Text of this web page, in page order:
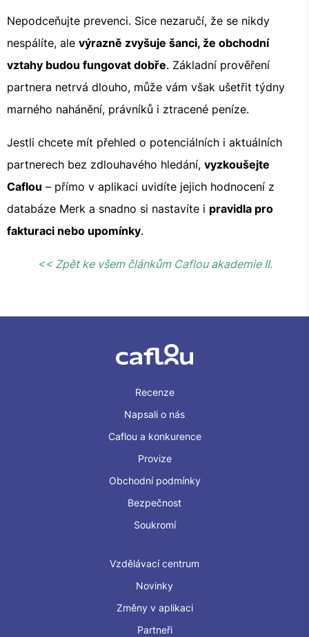
Nepodceňujte prevenci. Sice nezaručí, že se nikdy
nespálíte, ale výrazně zvyšuje šanci, že obchodní
vztahy budou fungovat dobře. Základní prověření
partnera netrvá dlouho, může vám však ušetřit týdny
marného nahánění, právníků i ztracené peníze.
Jestli chcete mít přehled o potenciálních i aktuálních
partnerech bez zdlouhavého hledání, vyzkoušejte
Caflou – přímo v aplikaci uvidíte jejich hodnocení z
databáze Merk a snadno si nastavíte i pravidla pro
fakturaci nebo upomínky.
<< Zpět ke všem článkům Caflou akademie II.
Recenze
Napsali o nás
Caflou a konkurence
Provize
Obchodní podmínky
Bezpečnost
Soukromí
Vzdělávací centrum
Novinky
Změny v aplikaci
Partneři